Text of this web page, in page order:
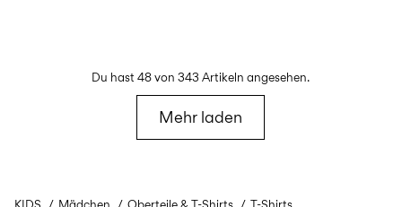
Du hast 48 von 343 Artikeln angesehen.
Mehr laden